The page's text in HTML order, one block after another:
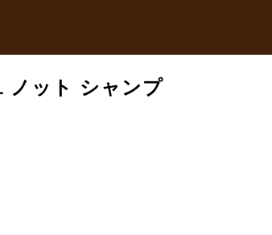
ノット シャンプ